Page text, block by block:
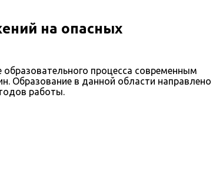
на опасных
процесса современным
Образование в данной области направлено
работы.